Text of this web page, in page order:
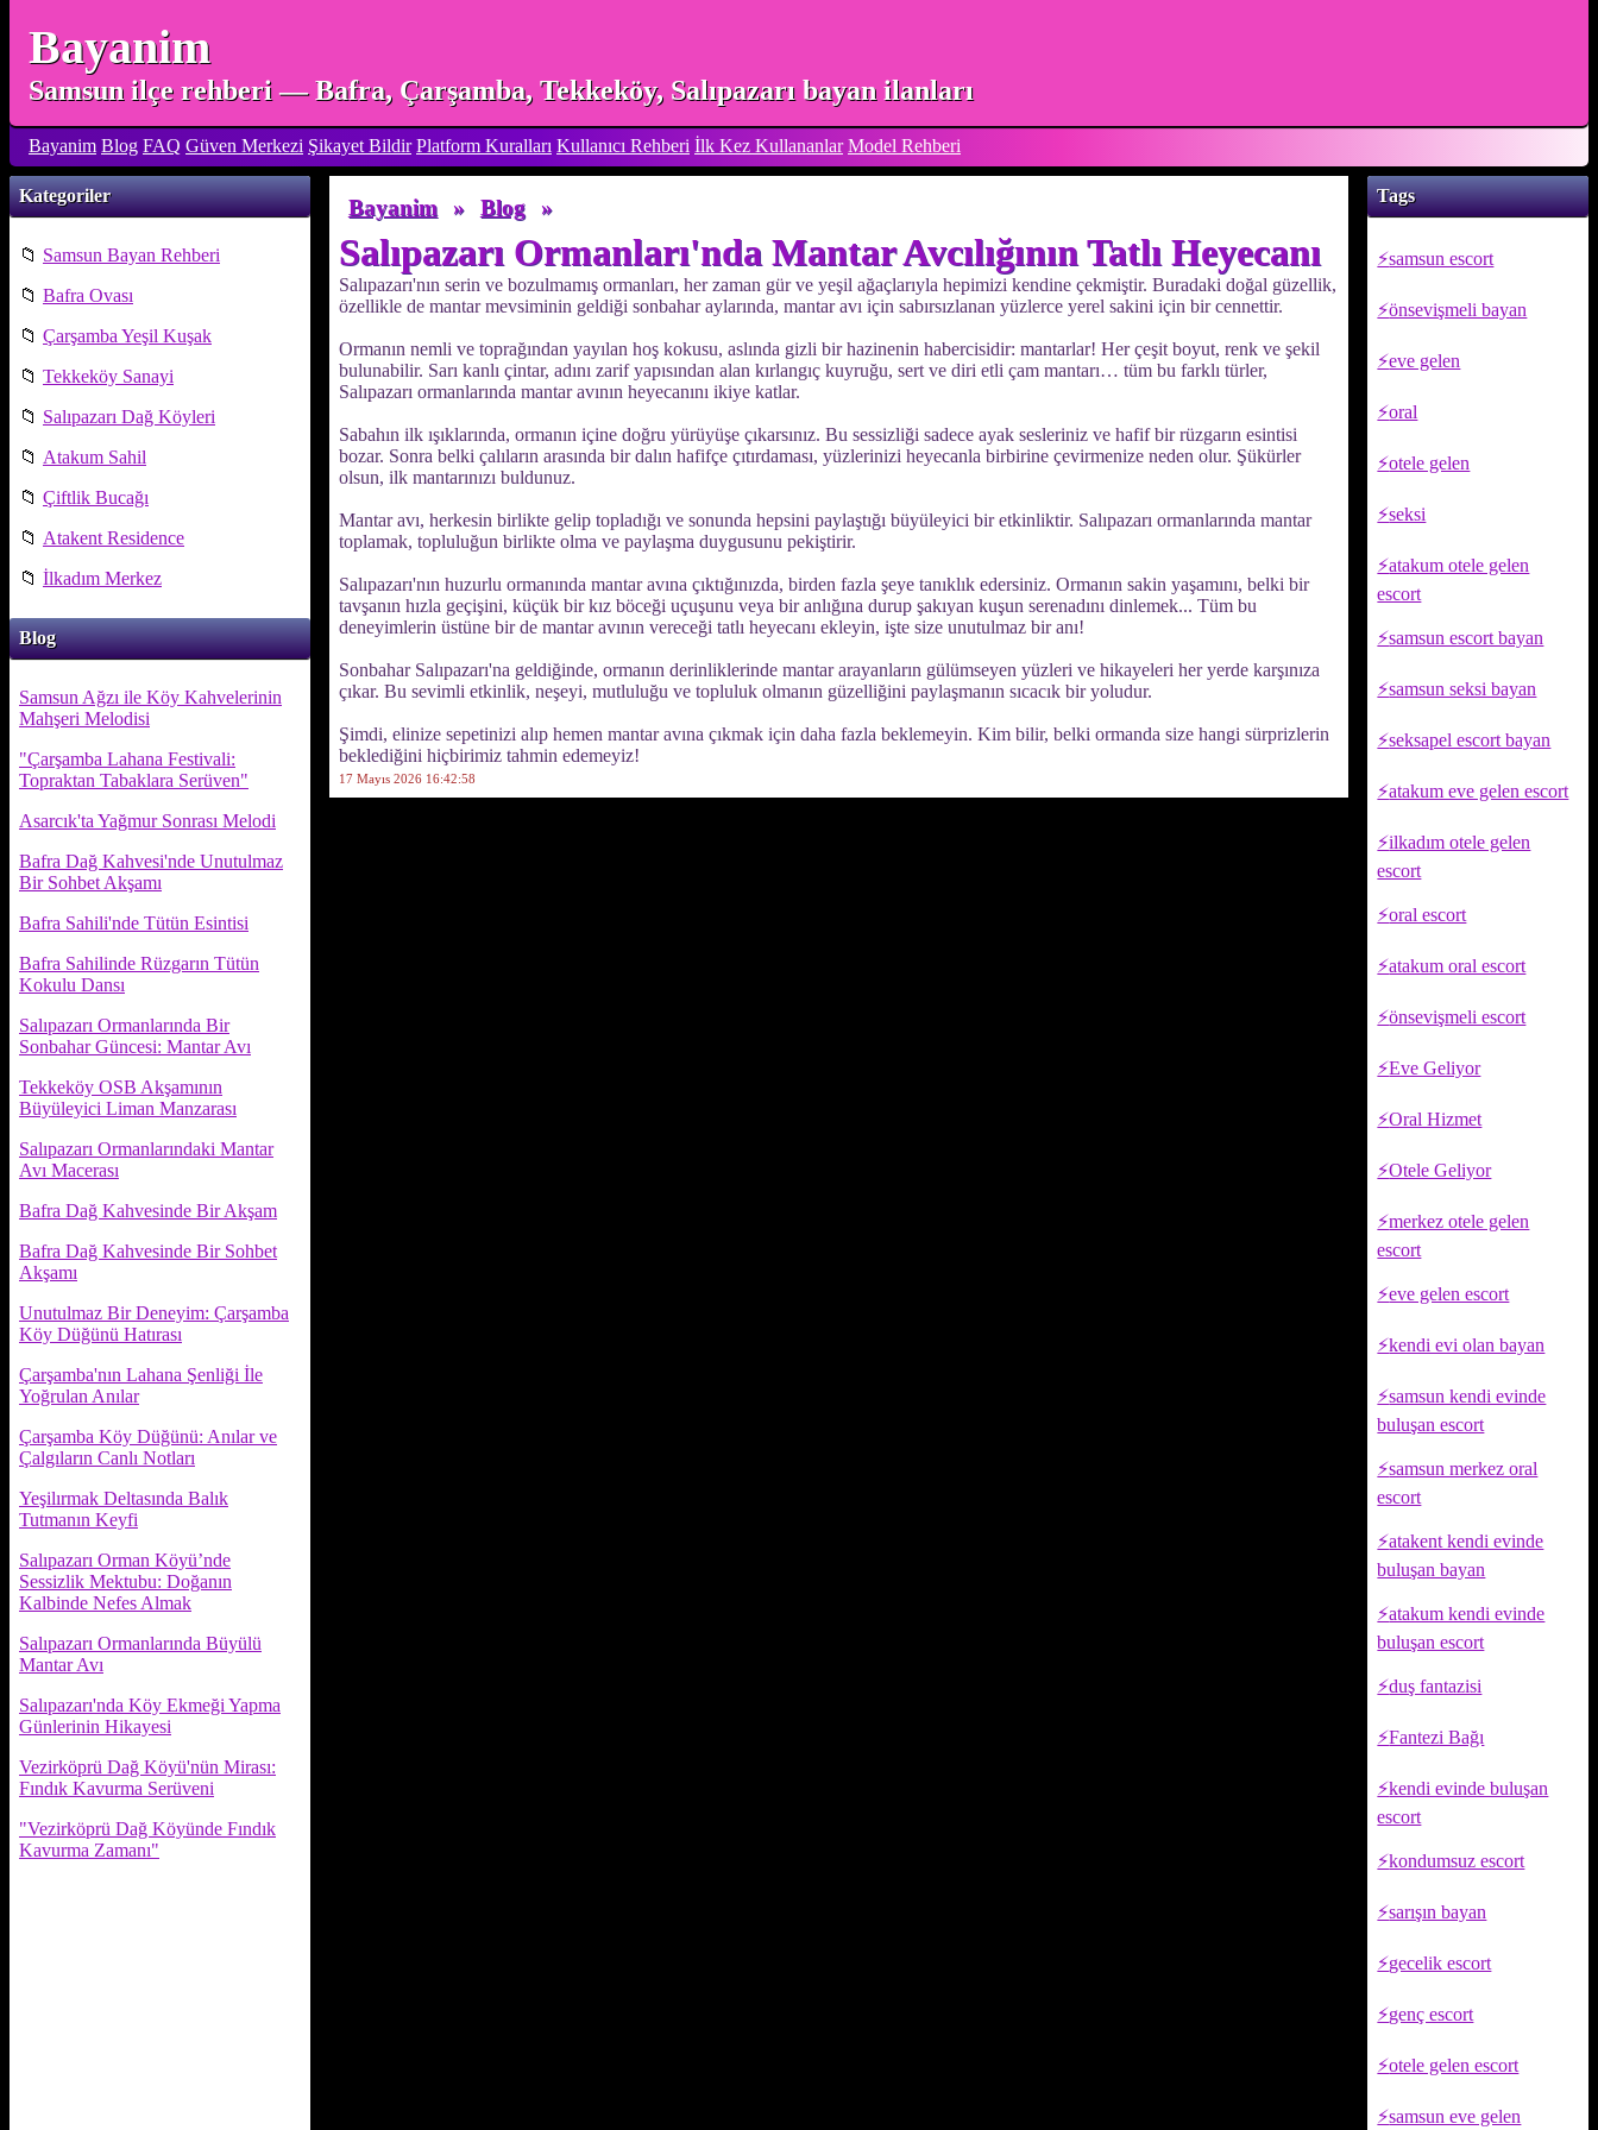
Bayanim
Samsun ilçe rehberi — Bafra, Çarşamba, Tekkeköy, Salıpazarı bayan ilanları
Bayanim Blog FAQ Güven Merkezi Şikayet Bildir Platform Kuralları Kullanıcı Rehberi İlk Kez Kullananlar Model Rehberi
Kategoriler
📁 Samsun Bayan Rehberi
📁 Bafra Ovası
📁 Çarşamba Yeşil Kuşak
📁 Tekkeköy Sanayi
📁 Salıpazarı Dağ Köyleri
📁 Atakum Sahil
📁 Çiftlik Bucağı
📁 Atakent Residence
📁 İlkadım Merkez
Blog
Samsun Ağzı ile Köy Kahvelerinin
Mahşeri Melodisi
"Çarşamba Lahana Festivali:
Topraktan Tabaklara Serüven"
Asarcık'ta Yağmur Sonrası Melodi
Bafra Dağ Kahvesi'nde Unutulmaz
Bir Sohbet Akşamı
Bafra Sahili'nde Tütün Esintisi
Bafra Sahilinde Rüzgarın Tütün
Kokulu Dansı
Salıpazarı Ormanlarında Bir
Sonbahar Güncesi: Mantar Avı
Tekkeköy OSB Akşamının
Büyüleyici Liman Manzarası
Salıpazarı Ormanlarındaki Mantar
Avı Macerası
Bafra Dağ Kahvesinde Bir Akşam
Bafra Dağ Kahvesinde Bir Sohbet
Akşamı
Unutulmaz Bir Deneyim: Çarşamba
Köy Düğünü Hatırası
Çarşamba'nın Lahana Şenliği İle
Yoğrulan Anılar
Çarşamba Köy Düğünü: Anılar ve
Çalgıların Canlı Notları
Yeşilırmak Deltasında Balık
Tutmanın Keyfi
Salıpazarı Orman Köyü’nde
Sessizlik Mektubu: Doğanın
Kalbinde Nefes Almak
Salıpazarı Ormanlarında Büyülü
Mantar Avı
Salıpazarı'nda Köy Ekmeği Yapma
Günlerinin Hikayesi
Vezirköprü Dağ Köyü'nün Mirası:
Fındık Kavurma Serüveni
"Vezirköprü Dağ Köyünde Fındık
Kavurma Zamanı"
Tags
samsun escort
önsevişmeli bayan
eve gelen
oral
otele gelen
seksi
atakum otele gelen
escort
samsun escort bayan
samsun seksi bayan
seksapel escort bayan
atakum eve gelen escort
ilkadım otele gelen
escort
oral escort
atakum oral escort
önsevişmeli escort
Eve Geliyor
Oral Hizmet
Otele Geliyor
merkez otele gelen
escort
eve gelen escort
kendi evi olan bayan
samsun kendi evinde
buluşan escort
samsun merkez oral
escort
atakent kendi evinde
buluşan bayan
atakum kendi evinde
buluşan escort
duş fantazisi
Fantezi Bağı
kendi evinde buluşan
escort
kondumsuz escort
sarışın bayan
gecelik escort
genç escort
otele gelen escort
samsun eve gelen
Bayanim » Blog »
Salıpazarı Ormanları'nda Mantar Avcılığının Tatlı Heyecanı
Salıpazarı'nın serin ve bozulmamış ormanları, her zaman gür ve yeşil ağaçlarıyla hepimizi kendine çekmiştir. Buradaki doğal güzellik,
özellikle de mantar mevsiminin geldiği sonbahar aylarında, mantar avı için sabırsızlanan yüzlerce yerel sakini için bir cennettir.
Ormanın nemli ve toprağından yayılan hoş kokusu, aslında gizli bir hazinenin habercisidir: mantarlar! Her çeşit boyut, renk ve şekil
bulunabilir. Sarı kanlı çintar, adını zarif yapısından alan kırlangıç kuyruğu, sert ve diri etli çam mantarı… tüm bu farklı türler,
Salıpazarı ormanlarında mantar avının heyecanını ikiye katlar.
Sabahın ilk ışıklarında, ormanın içine doğru yürüyüşe çıkarsınız. Bu sessizliği sadece ayak sesleriniz ve hafif bir rüzgarın esintisi
bozar. Sonra belki çalıların arasında bir dalın hafifçe çıtırdaması, yüzlerinizi heyecanla birbirine çevirmenize neden olur. Şükürler
olsun, ilk mantarınızı buldunuz.
Mantar avı, herkesin birlikte gelip topladığı ve sonunda hepsini paylaştığı büyüleyici bir etkinliktir. Salıpazarı ormanlarında mantar
toplamak, topluluğun birlikte olma ve paylaşma duygusunu pekiştirir.
Salıpazarı'nın huzurlu ormanında mantar avına çıktığınızda, birden fazla şeye tanıklık edersiniz. Ormanın sakin yaşamını, belki bir
tavşanın hızla geçişini, küçük bir kız böceği uçuşunu veya bir anlığına durup şakıyan kuşun serenadını dinlemek... Tüm bu
deneyimlerin üstüne bir de mantar avının vereceği tatlı heyecanı ekleyin, işte size unutulmaz bir anı!
Sonbahar Salıpazarı'na geldiğinde, ormanın derinliklerinde mantar arayanların gülümseyen yüzleri ve hikayeleri her yerde karşınıza
çıkar. Bu sevimli etkinlik, neşeyi, mutluluğu ve topluluk olmanın güzelliğini paylaşmanın sıcacık bir yoludur.
Şimdi, elinize sepetinizi alıp hemen mantar avına çıkmak için daha fazla beklemeyin. Kim bilir, belki ormanda size hangi sürprizlerin
beklediğini hiçbirimiz tahmin edemeyiz!
17 Mayıs 2026 16:42:58